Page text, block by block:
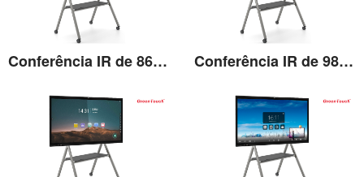
Ver detalhes
Conferência IR de 86'' multifuncional
Ver detalhes
Conferência IR de 98'' multifuncional